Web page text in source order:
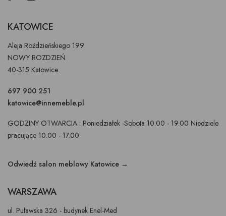
KATOWICE
Aleja Roździeńskiego 199
NOWY ROZDZIEŃ
40-315 Katowice
697 900 251
katowice@innemeble.pl
GODZINY OTWARCIA : Poniedziałek -Sobota 10.00 - 19.00 Niedziele
pracujące 10.00 - 17.00
Odwiedź salon meblowy Katowice →
WARSZAWA
ul. Puławska 326 - budynek Enel-Med